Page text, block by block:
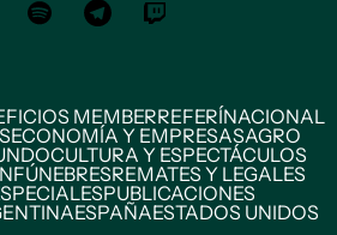
MEMBERREFERÍNACIONAL
ECONOMÍA Y EMPRESASAGRO
CULTURA Y ESPECTÁCULOS
FÚNEBRESREMATES Y LEGALES
PUBLICACIONES
ESPAÑAESTADOS UNIDOS